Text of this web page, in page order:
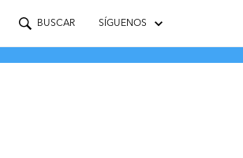
BUSCAR SÍGUENOS